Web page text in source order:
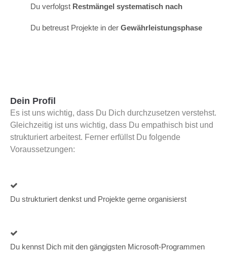
Du verfolgst Restmängel systematisch nach
Du betreust Projekte in der Gewährleistungsphase
Dein Profil
Es ist uns wichtig, dass Du Dich durchzusetzen verstehst.
Gleichzeitig ist uns wichtig, dass Du empathisch bist und
strukturiert arbeitest. Ferner erfüllst Du folgende
Voraussetzungen:
Du strukturiert denkst und Projekte gerne organisierst
Du kennst Dich mit den gängigsten Microsoft-Programmen